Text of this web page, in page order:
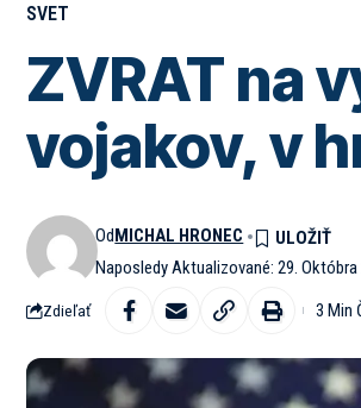
SVET
ZVRAT na
vojakov, v
Naposledy Aktualizované: 29. Októbra
OdMICHAL HRONEC
Zdieľať 3 Min